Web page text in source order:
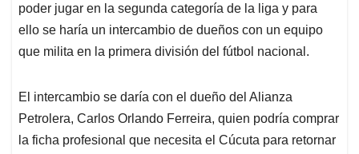
poder jugar en la segunda categoría de la liga y para
ello se haría un intercambio de dueños con un equipo
que milita en la primera división del fútbol nacional.
El intercambio se daría con el dueño del Alianza
Petrolera, Carlos Orlando Ferreira, quien podría comprar
la ficha profesional que necesita el Cúcuta para retornar